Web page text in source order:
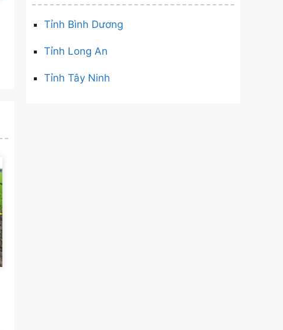
Tỉnh Bình Dương
Tỉnh Long An
Tỉnh Tây Ninh